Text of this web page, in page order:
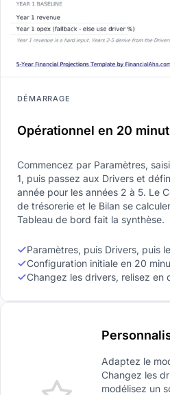
DÉMARRAGE
Opérationnel en 20
Commencez par Paramètres,
1, puis passez aux Drivers et
année pour les années 2 à 5. Le
de trésorerie et le Bilan se
Tableau de bord fait la synthèse.
Paramètres, puis Drivers, puis
Configuration initiale en 20
Changez les drivers, relisez en
Adaptez le
Changez les
modélisez un